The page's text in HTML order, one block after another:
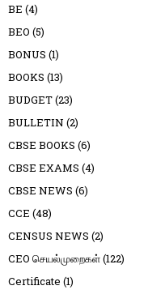
BE (4)
BEO (5)
BONUS (1)
BOOKS (13)
BUDGET(23)
BULLETIN (2)
CBSE BOOKS (6)
CBSE EXAMS (4)
CBSE NEWS (6)
CCE (48)
CENSUS NEWS (2)
CEO செயல்முறைகள்(122)
Certificate (1)